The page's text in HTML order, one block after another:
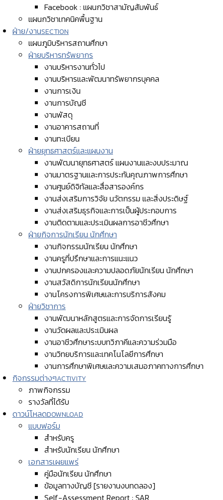
Facebook : แผนกวิชาสามัญสัมพันธ์
แผนกวิชาเทคนิคพื้นฐาน
ฝ่าย/งานSECTION
แผนภูมิบริหารสถานศึกษา
ฝ่ายบริหารทรัพยากร
งานบริหารงานทั่วไป
งานบริหารและพัฒนาทรัพยากรบุคคล
งานการเงิน
งานการบัญชี
งานพัสดุ
งานอาคารสถานที่
งานทะเบียน
ฝ่ายยุทธศาสตร์และแผนงาน
งานพัฒนายุทธศาสตร์ แผนงานและงบประมาณ
งานมาตรฐานและการประกันคุณภาพการศึกษา
งานศูนย์ดิจิทัลและสื่อสารองค์กร
งานส่งเสริมการวิจัย นวัตกรรม และสิ่งประดิษฐ์
งานส่งเสริมธุรกิจและการเป็นผู้ประกอบการ
งานติดตามและประเมินผลการอาชีวศึกษา
ฝ่ายกิจการนักเรียน นักศึกษา
งานกิจกรรมนักเรียน นักศึกษา
งานครูที่ปรึกษาและการแนะแนว
งานปกครองและความปลอดภัยนักเรียน นักศึกษา
งานสวัสดิการนักเรียนนักศึกษา
งานโครงการพิเศษและการบริการสังคม
ฝ่ายวิชาการ
งานพัฒนาหลักสูตรและการจัดการเรียนรู้
งานวัดผลและประเมินผล
งานอาชีวศึกษาระบบทวิภาคีและความร่วมมือ
งานวิทยบริการและเทคโนโลยีการศึกษา
งานการศึกษาพิเศษและความเสมอภาคทางการศึกษา
กิจกรรมต่างๆACTIVITY
ภาพกิจกรรม
รางวัลที่ได้รับ
ดาวน์โหลดDOWNLOAD
แบบฟอร์ม
สำหรับครู
สำหรับนักเรียน นักศึกษา
เอกสารเผยแพร่
คู่มือนักเรียน นักศึกษา
ข้อมูลทางบัญชี [รายงานงบทดลอง]
Self-Assessment Report : SAR